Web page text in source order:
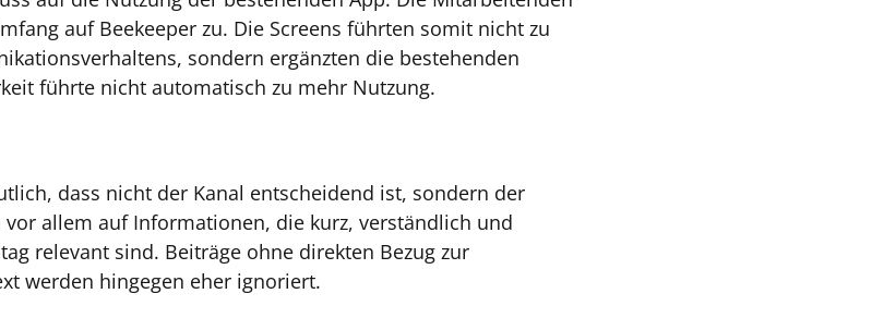
auf Beekeeper zu. Die Screens führten somit nicht zu
sondern ergänzten die bestehenden
führte nicht automatisch zu mehr Nutzung.
dass nicht der Kanal entscheidend ist, sondern der
allem auf Informationen, die kurz, verständlich und
relevant sind. Beiträge ohne direkten Bezug zur
werden hingegen eher ignoriert.